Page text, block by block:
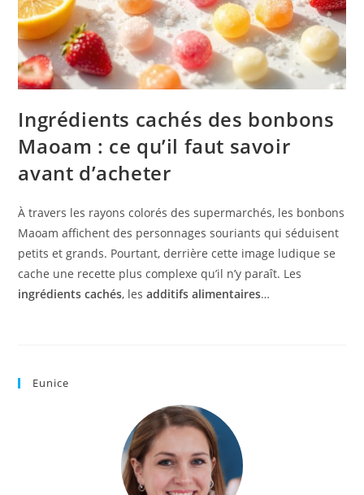
Ingrédients cachés des bonbons
Maoam : ce qu’il faut savoir
avant d’acheter
À travers les rayons colorés des supermarchés, les bonbons
Maoam affichent des personnages souriants qui séduisent
petits et grands. Pourtant, derrière cette image ludique se
cache une recette plus complexe qu’il n’y paraît. Les
ingrédients cachés, lesadditifs alimentaires…
Eunice